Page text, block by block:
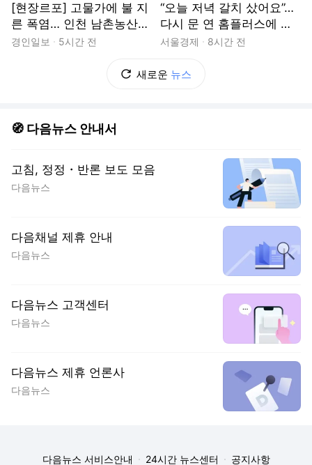
[현장르포] 고물가에 불 지
른 폭염… 인천 남촌농산물
도매시장 ‘손님 실종’
경인일보 5시간 전
“오늘 저녁 갈치 샀어요”…
다시 문 연 홈플러스에 돌
아온 장바구니
서울경제 8시간 전
새로운 뉴스
🧭 다음뉴스 안내서
고침, 정정・반론 보도 모음
다음뉴스
다음채널 제휴 안내
다음뉴스
다음뉴스 고객센터
다음뉴스
다음뉴스 제휴 언론사
다음뉴스
다음뉴스 서비스안내 24시간 뉴스센터 공지사항